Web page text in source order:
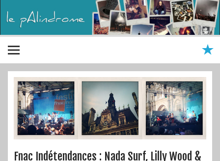
Fnac Indétendances : Nada Surf, Lilly Wood &